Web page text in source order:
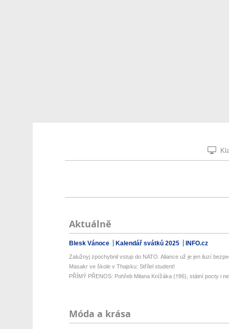
Aktuálně
Blesk Vánoce Kalendář svátků 2025 INFO.cz
Zalužnyj zpochybnil vstup do NATO. Aliance už je jen iluzí
Masakr ve škole v Thajsku: Střílel student!
PŘÍMÝ PŘENOS: Pohřeb Milana Knížáka (†86), státní pocty i
Móda a krása